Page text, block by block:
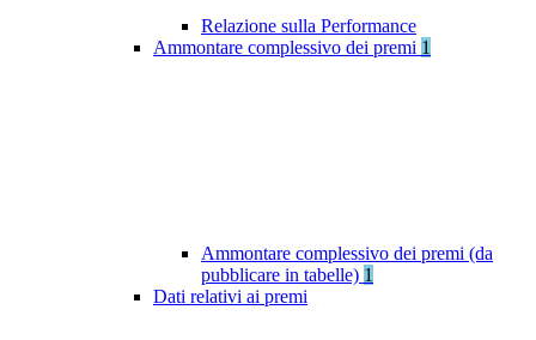
Relazione sulla Performance
Ammontare complessivo dei premi 1
Ammontare complessivo dei premi (da
pubblicare in tabelle) 1
Dati relativi ai premi